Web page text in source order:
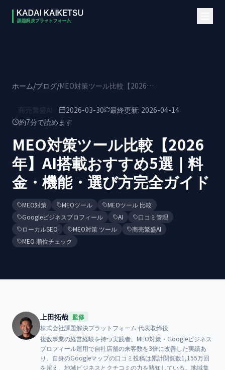
ホーム/ブログ/ MEO対策ツール比較【2026年】AI搭載おすすめ5選｜料金・機能・選び方完全ガイド
2026-03-30 最終更新: 2026-04-14
約7分で読めます
MEO対策ツール比較【2026
年】AI搭載おすすめ5選｜料
金・機能・選び方完全ガイド
MEO対策 MEOツール
MEOツール 比較
Googleビジネスプロフィール
AI
口コミ管理
ローカルSEO
MEO対策 ツール
商売繁盛AI
MEO 順位チェック
上田拓哉 監修
株式会社課題解決プラットフォーム 代表取締役
複数事業の経営経験を持つ実践者。MEO対策・Googleビジネス
プロフィール運用で自社店舗の来客数を3倍に改善した実績あ
り。自身のGoogleマップの口コミ投稿は累計閲覧数1,155万回
を超え、地域ビジネスとクチコミの力を熟知している。地域集